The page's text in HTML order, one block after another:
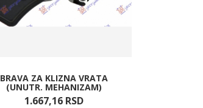
BRAVA ZA KLIZNA VRATA
(UNUTR. MEHANIZAM)
1.667,16 RSD